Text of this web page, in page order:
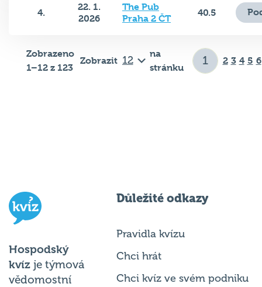
4.
22. 1.
2026
The Pub
Praha 2 ČT
40.5
Zobrazeno
1–12 z 123
Zobrazit
na
stránku
2 3 4 5 6
Hospodský
kvíz je týmová
vědomostní
Důležité odkazy
Pravidla kvízu
Chci hrát
Chci kvíz ve svém podniku